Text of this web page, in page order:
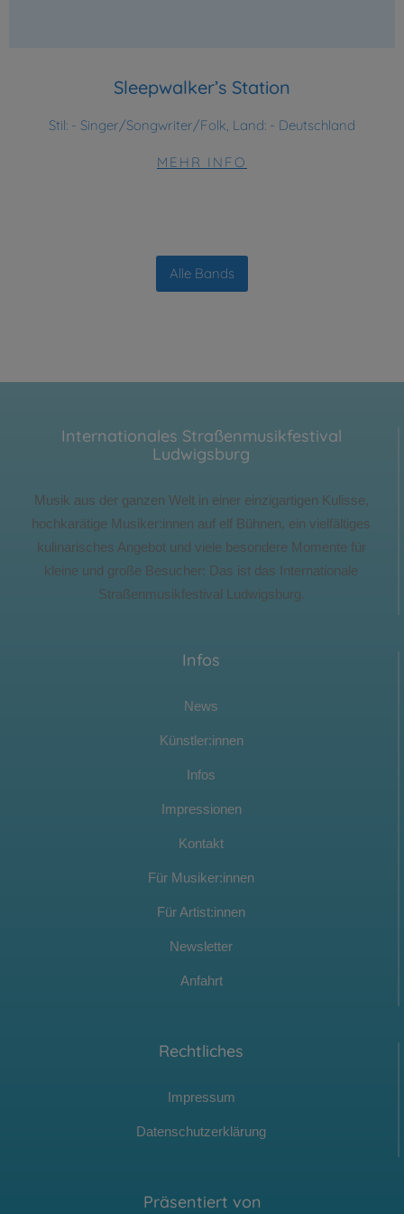
Sleepwalker’s Station
Stil: - Singer/Songwriter/Folk, Land: - Deutschland
MEHR INFO
Alle Bands
Internationales Straßenmusikfestival
Ludwigsburg
Musik aus der ganzen Welt in einer einzigartigen Kulisse,
hochkarätige Musiker:innen auf elf Bühnen, ein vielfältiges
kulinarisches Angebot und viele besondere Momente für
kleine und große Besucher: Das ist das Internationale
Straßenmusikfestival Ludwigsburg.
Infos
News
Künstler:innen
Infos
Impressionen
Kontakt
Für Musiker:innen
Für Artist:innen
Newsletter
Anfahrt
Rechtliches
Impressum
Datenschutzerklärung
Präsentiert von